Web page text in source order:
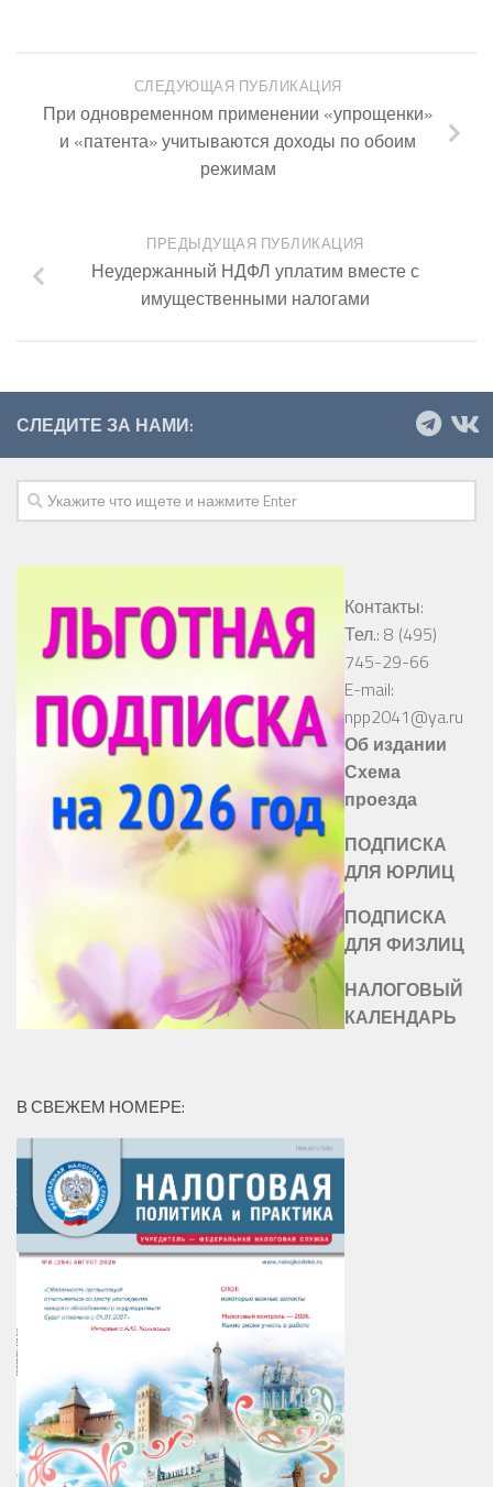
СЛЕДУЮЩАЯ ПУБЛИКАЦИЯ
При одновременном применении «упрощенки»
и «патента» учитываются доходы по обоим
режимам
ПРЕДЫДУЩАЯ ПУБЛИКАЦИЯ
Неудержанный НДФЛ уплатим вместе с
имущественными налогами
СЛЕДИТЕ ЗА НАМИ:
Контакты:
Тел.: 8 (495)
745-29-66
E-mail:
npp2041@ya.ru
Об издании
Схема
проезда
ПОДПИСКА
ДЛЯ ЮРЛИЦ
ПОДПИСКА
ДЛЯ ФИЗЛИЦ
НАЛОГОВЫЙ
КАЛЕНДАРЬ
В СВЕЖЕМ НОМЕРЕ: